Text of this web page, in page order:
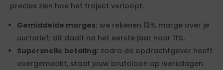
precies zien hoe het traject verloopt.
Gemiddelde marges: we rekenen 13% marge over je
uurtarief; dit daalt na het eerste jaar naar 11%.
Supersnelle betaling: zodra de opdrachtgever heeft
overgemaakt, staat jouw brutoloon op werkdagen